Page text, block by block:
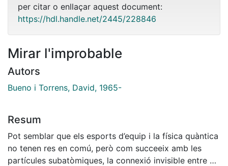
per citar o enllaçar aquest document:
https://hdl.handle.net/2445/228846
Mirar l'improbable
Autors
Bueno i Torrens, David, 1965-
Resum
Pot semblar que els esports d’equip i la física quàntica
no tenen res en comú, però com succeeix amb les
partícules subatòmiques, la connexió invisible entre els